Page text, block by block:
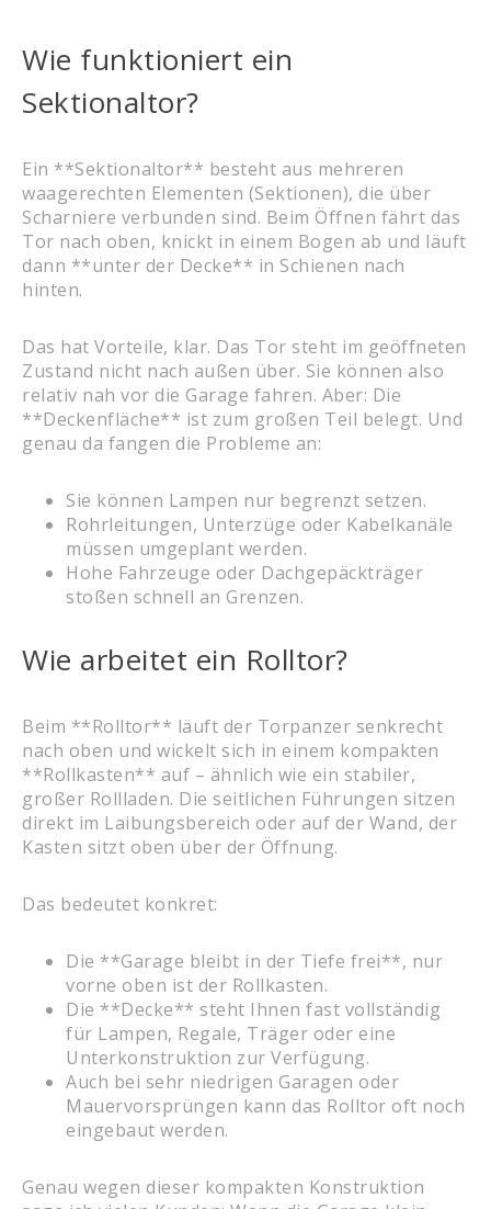
Wie funktioniert ein
Sektionaltor?
Ein **Sektionaltor** besteht aus mehreren
waagerechten Elementen (Sektionen), die über
Scharniere verbunden sind. Beim Öffnen fährt das
Tor nach oben, knickt in einem Bogen ab und läuft
dann **unter der Decke** in Schienen nach
hinten.
Das hat Vorteile, klar. Das Tor steht im geöffneten
Zustand nicht nach außen über. Sie können also
relativ nah vor die Garage fahren. Aber: Die
**Deckenfläche** ist zum großen Teil belegt. Und
genau da fangen die Probleme an:
Sie können Lampen nur begrenzt setzen.
Rohrleitungen, Unterzüge oder Kabelkanäle
müssen umgeplant werden.
Hohe Fahrzeuge oder Dachgepäckträger
stoßen schnell an Grenzen.
Wie arbeitet ein Rolltor?
Beim **Rolltor** läuft der Torpanzer senkrecht
nach oben und wickelt sich in einem kompakten
**Rollkasten** auf – ähnlich wie ein stabiler,
großer Rollladen. Die seitlichen Führungen sitzen
direkt im Laibungsbereich oder auf der Wand, der
Kasten sitzt oben über der Öffnung.
Das bedeutet konkret:
Die **Garage bleibt in der Tiefe frei**, nur
vorne oben ist der Rollkasten.
Die **Decke** steht Ihnen fast vollständig
für Lampen, Regale, Träger oder eine
Unterkonstruktion zur Verfügung.
Auch bei sehr niedrigen Garagen oder
Mauervorsprüngen kann das Rolltor oft noch
eingebaut werden.
Genau wegen dieser kompakten Konstruktion